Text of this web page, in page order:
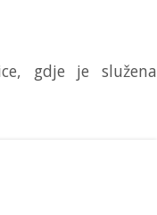
gdje je služena